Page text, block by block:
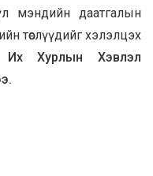
мэндийн даатгалын
төслүүдийг хэлэлцэх
Их Хурлын Хэвлэл